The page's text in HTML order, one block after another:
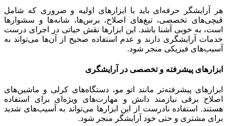
هر آرایشگر حرفه‌ای باید با ابزارهای اولیه و ضروری که شامل
قیچی‌های تخصصی، تیغ‌های اصلاح، برس‌ها، شانه‌ها و سشوارها
است، به خوبی آشنا باشد. این ابزارها نقش حیاتی در اجرای درست
خدمات آرایشگری دارند و عدم استفاده صحیح از آن‌ها می‌تواند به
آسیب‌های فیزیکی منجر شود.
ابزارهای پیشرفته و تخصصی در آرایشگری
ابزارهای پیشرفته‌تر مانند اتو مو، دستگاه‌های کرلی و ماشین‌های
اصلاح برقی نیازمند دانش و مهارت‌های ویژه‌ای برای استفاده
هستند. استفاده نادرست از این ابزارها می‌تواند به آسیب‌های شدید
برای مشتری و حتی خود آرایشگر منجر شود.